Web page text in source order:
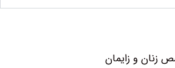
زایمان